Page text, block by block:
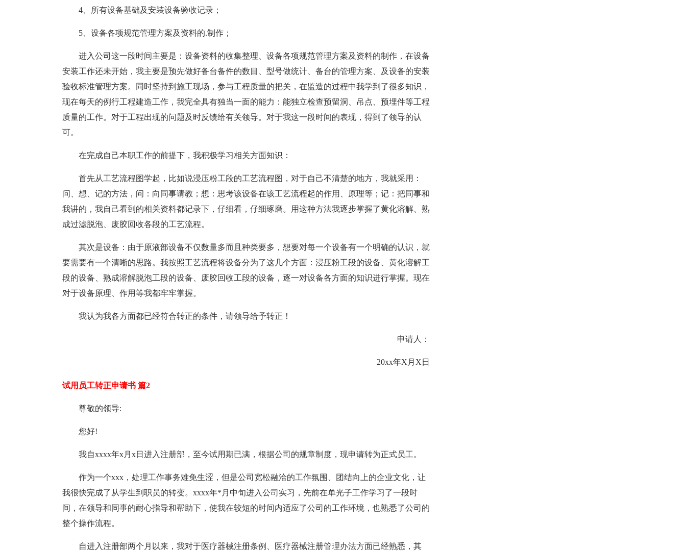
4、所有设备基础及安装设备验收记录；
5、设备各项规范管理方案及资料的.制作；
进入公司这一段时间主要是：设备资料的收集整理、设备各项规范管理方案及资料的制作，在设备
安装工作还未开始，我主要是预先做好备台备件的数目、型号做统计、备台的管理方案、及设备的安装
验收标准管理方案。同时坚持到施工现场，参与工程质量的把关，在监造的过程中我学到了很多知识，
现在每天的例行工程建造工作，我完全具有独当一面的能力：能独立检查预留洞、吊点、预埋件等工程
质量的工作。对于工程出现的问题及时反馈给有关领导。对于我这一段时间的表现，得到了领导的认
可。
在完成自己本职工作的前提下，我积极学习相关方面知识：
首先从工艺流程图学起，比如说浸压粉工段的工艺流程图，对于自己不清楚的地方，我就采用：
问、想、记的方法，问：向同事请教；想：思考该设备在该工艺流程起的作用、原理等；记：把同事和
我讲的，我自己看到的相关资料都记录下，仔细看，仔细琢磨。用这种方法我逐步掌握了黄化溶解、熟
成过滤脱泡、废胶回收各段的工艺流程。
其次是设备：由于原液部设备不仅数量多而且种类要多，想要对每一个设备有一个明确的认识，就
要需要有一个清晰的思路。我按照工艺流程将设备分为了这几个方面：浸压粉工段的设备、黄化溶解工
段的设备、熟成溶解脱泡工段的设备、废胶回收工段的设备，逐一对设备各方面的知识进行掌握。现在
对于设备原理、作用等我都牢牢掌握。
我认为我各方面都已经符合转正的条件，请领导给予转正！
申请人：
20xx年X月X日
试用员工转正申请书 篇2
尊敬的领导:
您好!
我自xxxx年x月x日进入注册部，至今试用期已满，根据公司的规章制度，现申请转为正式员工。
作为一个xxx，处理工作事务难免生涩，但是公司宽松融洽的工作氛围、团结向上的企业文化，让
我很快完成了从学生到职员的转变。xxxx年*月中旬进入公司实习，先前在单光子工作学习了一段时
间，在领导和同事的耐心指导和帮助下，使我在较短的时间内适应了公司的工作环境，也熟悉了公司的
整个操作流程。
自进入注册部两个月以来，我对于医疗器械注册条例、医疗器械注册管理办法方面已经熟悉，其